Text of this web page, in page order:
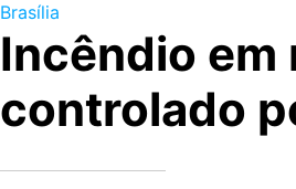
Brasília
Incêndio em
controlado